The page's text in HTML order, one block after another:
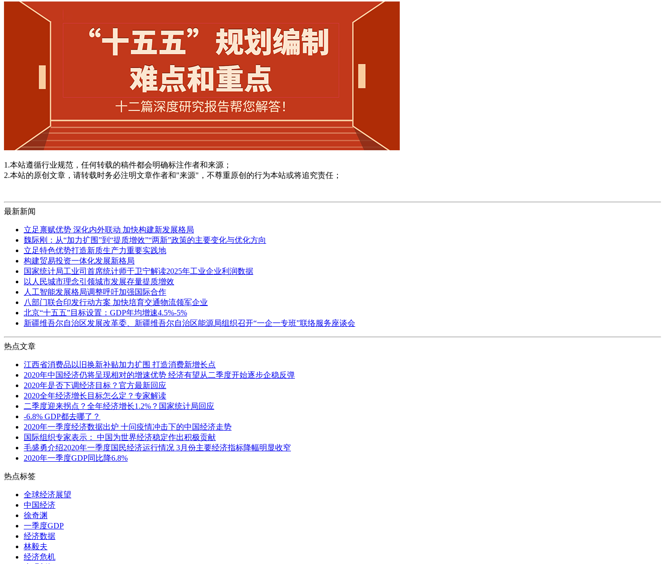
1.本站遵循行业规范，任何转载的稿件都会明确标注作者和来源；
2.本站的原创文章，请转载时务必注明文章作者和"来源"，不尊重原创的行为本站或将追究责任；
最新新闻
立足禀赋优势 深化内外联动 加快构建新发展格局
魏际刚：从“加力扩围”到“提质增效”“两新”政策的主要变化与优化方向
立足特色优势打造新质生产力重要实践地
构建贸易投资一体化发展新格局
国家统计局工业司首席统计师于卫宁解读2025年工业企业利润数据
以人民城市理念引领城市发展存量提质增效
人工智能发展格局调整呼吁加强国际合作
八部门联合印发行动方案 加快培育交通物流领军企业
北京“十五五”目标设置：GDP年均增速4.5%-5%
新疆维吾尔自治区发展改革委、新疆维吾尔自治区能源局组织召开“一企一专班”联络服务座谈会
热点文章
江西省消费品以旧换新补贴加力扩围 打造消费新增长点
2020年中国经济仍将呈现相对的增速优势 经济有望从二季度开始逐步企稳反弹
2020年是否下调经济目标？官方最新回应
2020全年经济增长目标怎么定？专家解读
二季度迎来拐点？全年经济增长1.2%？国家统计局回应
-6.8% GDP都去哪了？
2020年一季度经济数据出炉 十问疫情冲击下的中国经济走势
国际组织专家表示： 中国为世界经济稳定作出积极贡献
毛盛勇介绍2020年一季度国民经济运行情况 3月份主要经济指标降幅明显收窄
2020年一季度GDP同比降6.8%
热点标签
全球经济展望
中国经济
徐奇渊
一季度GDP
经济数据
林毅夫
经济危机